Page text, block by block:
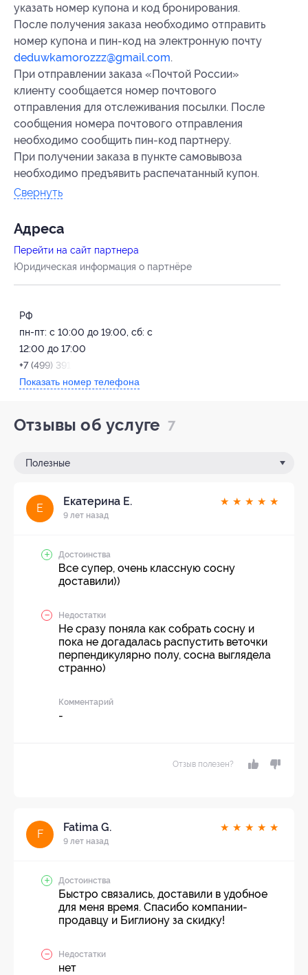
указать номер купона и код бронирования.
После получения заказа необходимо отправить
номер купона и пин-код на электронную почту
deduwkamorozzz@gmail.com.
При отправлении заказа «Почтой России»
клиенту сообщается номер почтового
отправления для отслеживания посылки. После
сообщения номера почтового отправления
необходимо сообщить пин-код партнеру.
При получении заказа в пункте самовывоза
необходимо предъявить распечатанный купон.
Свернуть
Адресa
Перейти на сайт партнера
Юридическая информация о партнёре
РФ
пн-пт: с 10:00 до 19:00, сб: с
12:00 до 17:00
+7 (499) 391-46-19
Показать номер телефона
Отзывы об услуге 7
Полезные
Е
Екатерина Е.
9 лет назад
★ ★ ★ ★ ★
Достоинства
Все супер, очень классную сосну
доставили))
Недостатки
Не сразу поняла как собрать сосну и
пока не догадалась распустить веточки
перпендикулярно полу, сосна выглядела
странно)
Комментарий
-
Отзыв полезен?
F
Fatima G.
9 лет назад
★ ★ ★ ★ ★
Достоинства
Быстро связались, доставили в удобное
для меня время. Спасибо компании-
продавцу и Биглиону за скидку!
Недостатки
нет